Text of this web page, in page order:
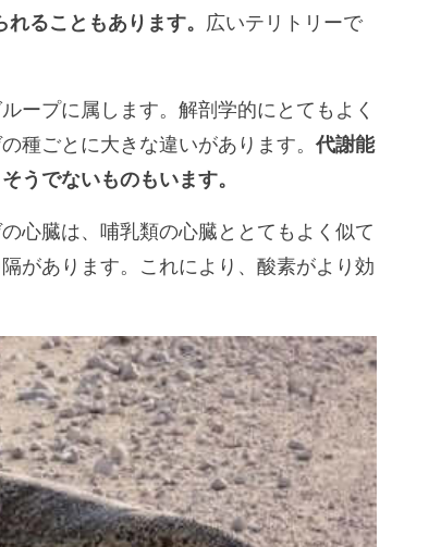
ることもあります。 広いテリトリーで
ープに属します。解剖学的にとてもよく
種ごとに大きな違いがあります。 代謝能
うでないものもいます。
心臓は、哺乳類の心臓ととてもよく似て
があります。これにより、酸素がより効